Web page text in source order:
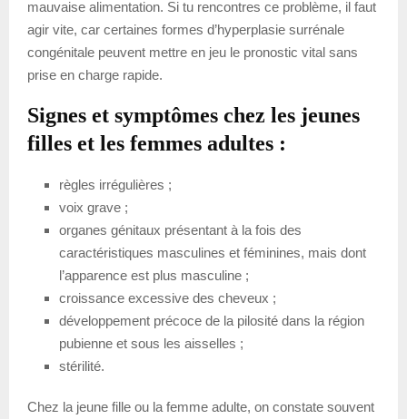
mauvaise alimentation. Si tu rencontres ce problème, il faut
agir vite, car certaines formes d’hyperplasie surrénale
congénitale peuvent mettre en jeu le pronostic vital sans
prise en charge rapide.
Signes et symptômes chez les jeunes
filles et les femmes adultes :
règles irrégulières ;
voix grave ;
organes génitaux présentant à la fois des
caractéristiques masculines et féminines, mais dont
l’apparence est plus masculine ;
croissance excessive des cheveux ;
développement précoce de la pilosité dans la région
pubienne et sous les aisselles ;
stérilité.
Chez la jeune fille ou la femme adulte, on constate souvent